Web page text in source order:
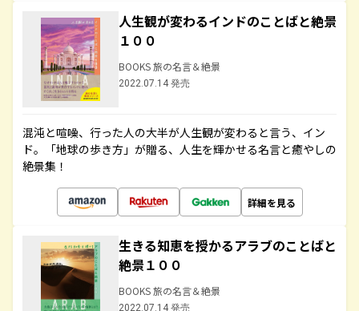
人生観が変わるインドのことばと絶景
１００
BOOKS 旅の名言＆絶景
2022.07.14 発売
混沌と喧噪、行った人の大半が人生観が変わると言う、イン
ド。「地球の歩き方」が贈る、人生を輝かせる名言と癒やしの
絶景集！
詳細を見る
生きる知恵を授かるアラブのことばと
絶景１００
BOOKS 旅の名言＆絶景
2022.07.14 発売